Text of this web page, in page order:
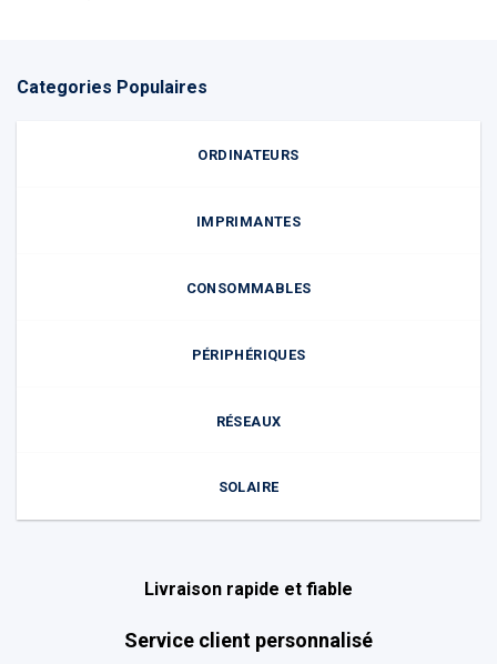
Categories Populaires
ORDINATEURS
IMPRIMANTES
CONSOMMABLES
PÉRIPHÉRIQUES
RÉSEAUX
SOLAIRE
Livraison rapide et fiable
Service client personnalisé